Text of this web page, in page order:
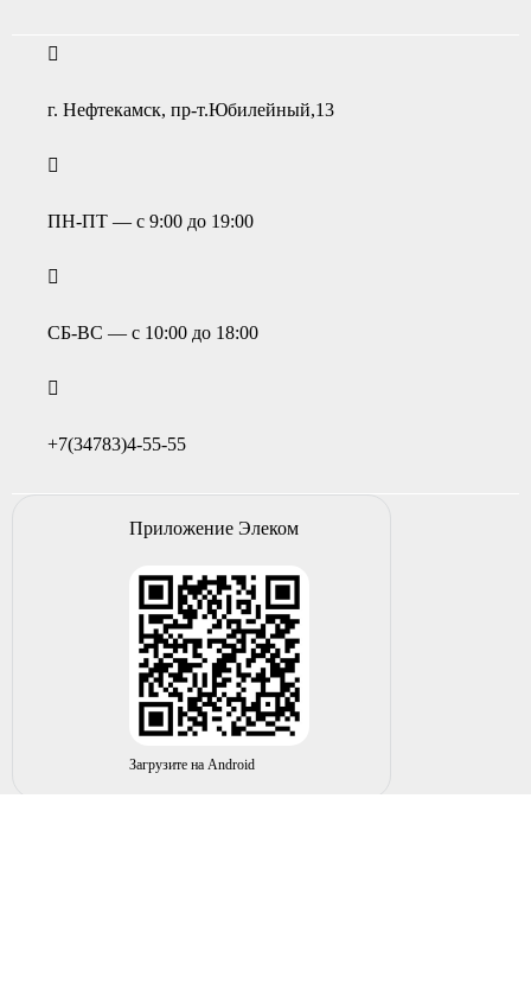
г. Нефтекамск, пр-т.Юбилейный,13
ПН-ПТ — с 9:00 до 19:00
СБ-ВС — с 10:00 до 18:00
+7(34783)4-55-55
Приложение Элеком
Загрузите на Android